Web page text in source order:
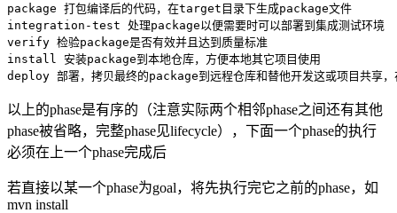
package 打包编译后的代码，在target目录下生成package文件
integration-test 处理package以便需要时可以部署到集成测试环境
verify 检验package是否有效并且达到质量标准
install 安装package到本地仓库，方便本地其它项目使用
deploy 部署，拷贝最终的package到远程仓库和替他开发这或项目共享，
以上的phase是有序的（注意实际两个相邻phase之间还有其他
phase被省略，完整phase见lifecycle），下面一个phase的执行
必须在上一个phase完成后
若直接以某一个phase为goal，将先执行完它之前的phase，如
mvn install